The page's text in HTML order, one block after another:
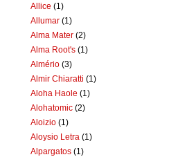
Allice (1)
Allumar (1)
Alma Mater (2)
Alma Root's (1)
Almério (3)
Almir Chiaratti (1)
Aloha Haole (1)
Alohatomic (2)
Aloizio (1)
Aloysio Letra (1)
Alpargatos (1)